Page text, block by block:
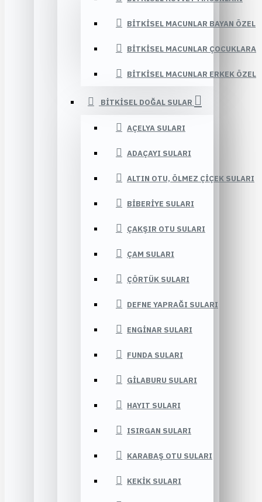
BITKISEL MACUNLAR BAYAN ÖZEL
BITKISEL MACUNLAR ÇOCUKLARA
BITKISEL MACUNLAR ERKEK ÖZEL
BITKISEL DOĞAL SULAR
AÇELYA SULARI
ADAÇAYI SULARI
ALTIN OTU, ÖLMEZ ÇIÇEK SULARI
BIBERIYE SULARI
ÇAKŞIR OTU SULARI
ÇAM SULARI
ÇÖRTÜK SULARI
DEFNE YAPRAĞI SULARI
ENGINAR SULARI
FUNDA SULARI
GILABURU SULARI
HAYIT SULARI
ISIRGAN SULARI
KARABAŞ OTU SULARI
KEKIK SULARI